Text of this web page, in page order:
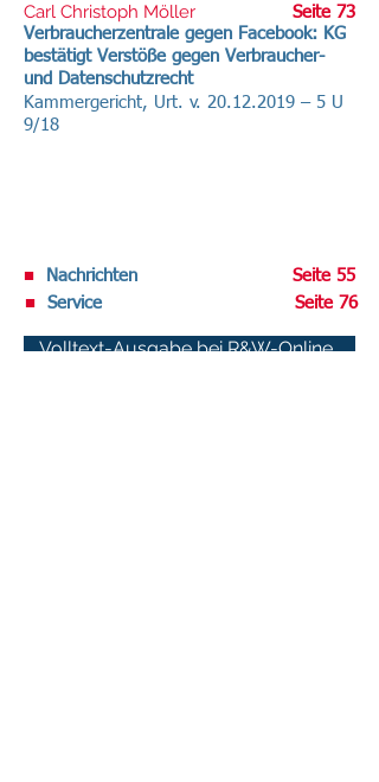
Carl Christoph Möller
Verbraucherzentrale gegen Facebook: KG
bestätigt Verstöße gegen Verbraucher-
und Datenschutzrecht
Seite 73
Kammergericht, Urt. v. 20.12.2019 – 5 U
9/18
■
Nachrichten
■
Service
Seite 55
Seite 76
Volltext-Ausgabe bei R&W-Online .